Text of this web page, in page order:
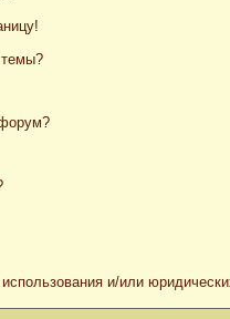
и/или